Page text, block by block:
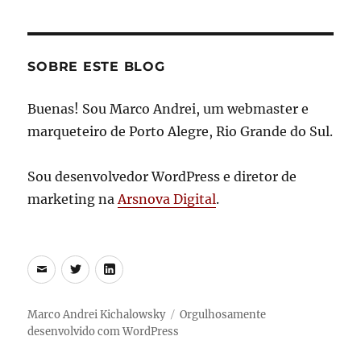
SOBRE ESTE BLOG
Buenas! Sou Marco Andrei, um webmaster e
marqueteiro de Porto Alegre, Rio Grande do Sul.
Sou desenvolvedor WordPress e diretor de
marketing naArsnova Digital.
E-
TwitterLinkedIn
Marco Andrei Kichalowsky
Orgulhosamente
desenvolvido com WordPress